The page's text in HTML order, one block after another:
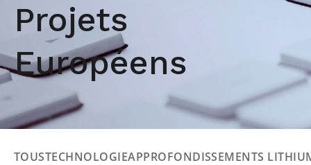
Projets
Européens
TOUSTECHNOLOGIEAPPROFONDISSEMENTS